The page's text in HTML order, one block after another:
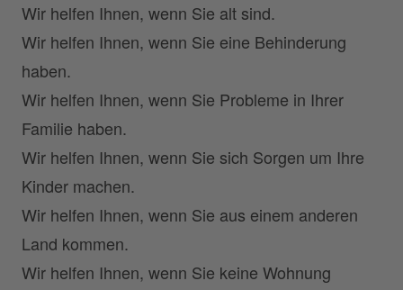
Wir helfen Ihnen, wenn Sie alt sind.
Wir helfen Ihnen, wenn Sie eine Behinderung
haben.
Wir helfen Ihnen, wenn Sie Probleme in Ihrer
Familie haben.
Wir helfen Ihnen, wenn Sie sich Sorgen um Ihre
Kinder machen.
Wir helfen Ihnen, wenn Sie aus einem anderen
Land kommen.
Wir helfen Ihnen, wenn Sie keine Wohnung